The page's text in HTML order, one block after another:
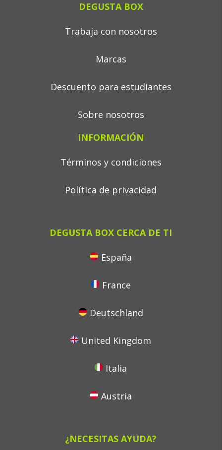
DEGUSTA BOX
Trabaja con nosotros
Marcas
Descuento para estudiantes
Sobre nosotros
INFORMACIÓN
Términos y condiciones
Política de privacidad
DEGUSTA BOX CERCA DE TI
España
France
Deutschland
United Kingdom
Italia
Austria
¿NECESITAS AYUDA?